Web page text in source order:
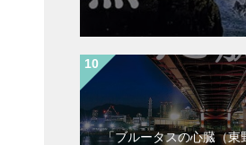
「ブルータスの心臓（東